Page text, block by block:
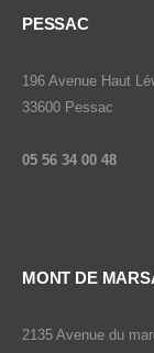
PESSAC
196 Avenue Haut
33600 Pessac
05 56 34 00 48
MONT DE
2135 Avenue du